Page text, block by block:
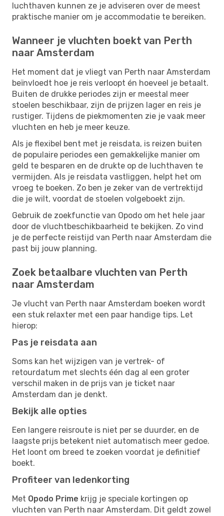
luchthaven kunnen ze je adviseren over de meest
praktische manier om je accommodatie te bereiken.
Wanneer je vluchten boekt van Perth
naar Amsterdam
Het moment dat je vliegt van Perth naar Amsterdam
beïnvloedt hoe je reis verloopt én hoeveel je betaalt.
Buiten de drukke periodes zijn er meestal meer
stoelen beschikbaar, zijn de prijzen lager en reis je
rustiger. Tijdens de piekmomenten zie je vaak meer
vluchten en heb je meer keuze.
Als je flexibel bent met je reisdata, is reizen buiten
de populaire periodes een gemakkelijke manier om
geld te besparen en de drukte op de luchthaven te
vermijden. Als je reisdata vastliggen, helpt het om
vroeg te boeken. Zo ben je zeker van de vertrektijd
die je wilt, voordat de stoelen volgeboekt zijn.
Gebruik de zoekfunctie van Opodo om het hele jaar
door de vluchtbeschikbaarheid te bekijken. Zo vind
je de perfecte reistijd van Perth naar Amsterdam die
past bij jouw planning.
Zoek betaalbare vluchten van Perth
naar Amsterdam
Je vlucht van Perth naar Amsterdam boeken wordt
een stuk relaxter met een paar handige tips. Let
hierop:
Pas je reisdata aan
Soms kan het wijzigen van je vertrek- of
retourdatum met slechts één dag al een groter
verschil maken in de prijs van je ticket naar
Amsterdam dan je denkt.
Bekijk alle opties
Een langere reisroute is niet per se duurder, en de
laagste prijs betekent niet automatisch meer gedoe.
Het loont om breed te zoeken voordat je definitief
boekt.
Profiteer van ledenkorting
Met Opodo Prime krijg je speciale kortingen op
vluchten van Perth naar Amsterdam. Dit geldt zowel